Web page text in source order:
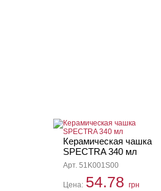
Керамическая чашка
SPECTRA 340 мл
Арт. 51K001S00
Цена: 54.78 грн